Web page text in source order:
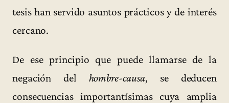
tesis han servido asuntos prácticos y de interés
cercano.
De ese principio que puede llamarse de la
negación del hombre-causa, se deducen
consecuencias importantísimas cuya amplia